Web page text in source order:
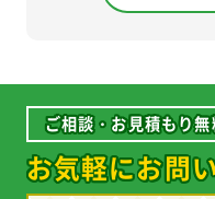
ご相談・お見積もり
お気軽にお問